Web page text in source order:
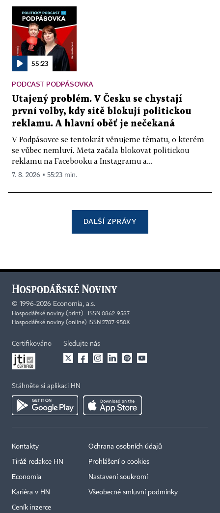
55:23
PODCAST PODPÁSOVKA
Utajený problém. V Česku se chystají
první volby, kdy sítě blokují politickou
reklamu. A hlavní oběť je nečekaná
V Podpásovce se tentokrát věnujeme tématu, o kterém
se vůbec nemluví. Meta začala blokovat politickou
reklamu na Facebooku a Instagramu a...
7. 8. 2026 ▪ 55:23 min.
DALŠÍ ZPRÁVY
© 1996-2026 Economia, a.s.
Hospodářské noviny (print) ISSN 0862-9587
Hospodářské noviny (online) ISSN 2787-950X
Certifikováno Sledujte nás
Stáhněte si aplikaci HN
Kontakty
Tiráž redakce HN
Economia
Kariéra v HN
Ceník inzerce
Ochrana osobních údajů
Prohlášení o cookies
Nastavení soukromí
Všeobecné smluvní podmínky